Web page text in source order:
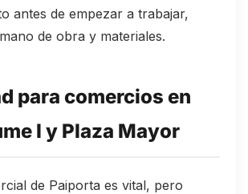
antes de empezar a trabajar,
de obra y materiales.
para comercios en
I y Plaza Mayor
de Paiporta es vital, pero